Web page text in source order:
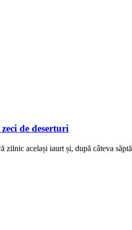
de deserturi
zilnic același iaurt și, după câteva